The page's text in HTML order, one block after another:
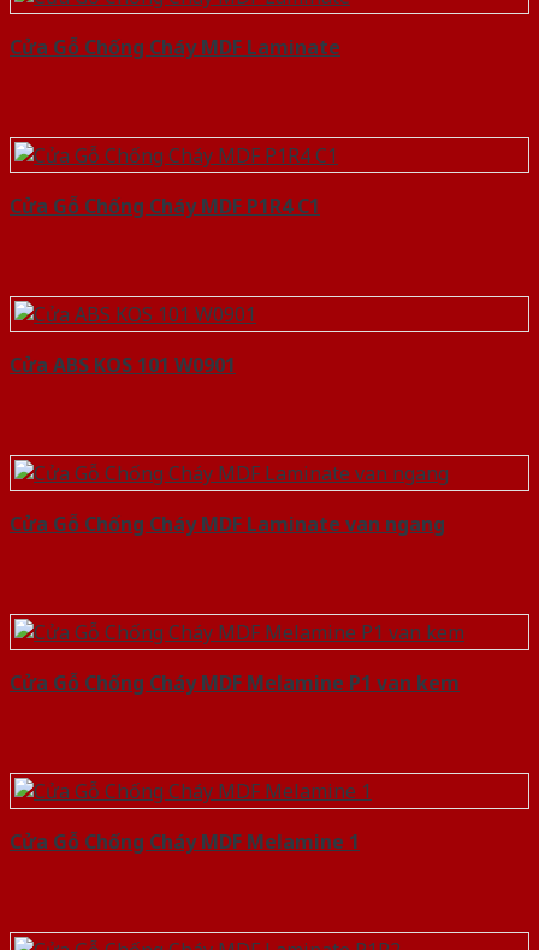
Cửa Gỗ Chống Cháy MDF Laminate
Cửa Gỗ Chống Cháy MDF P1R4 C1
Cửa ABS KOS 101 W0901
Cửa Gỗ Chống Cháy MDF Laminate van ngang
Cửa Gỗ Chống Cháy MDF Melamine P1 van kem
Cửa Gỗ Chống Cháy MDF Melamine 1